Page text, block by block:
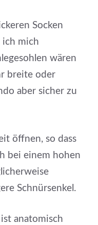
Socken
ich mich
wären
breite oder
aber sicher zu
öffnen, so dass
bei einem hohen
Schnürsenkel.
anatomisch